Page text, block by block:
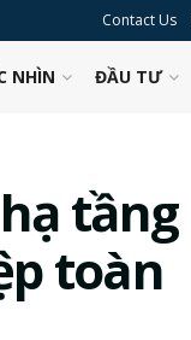
Contact Us
NHÌN ĐẦU TƯ
tầng
toàn